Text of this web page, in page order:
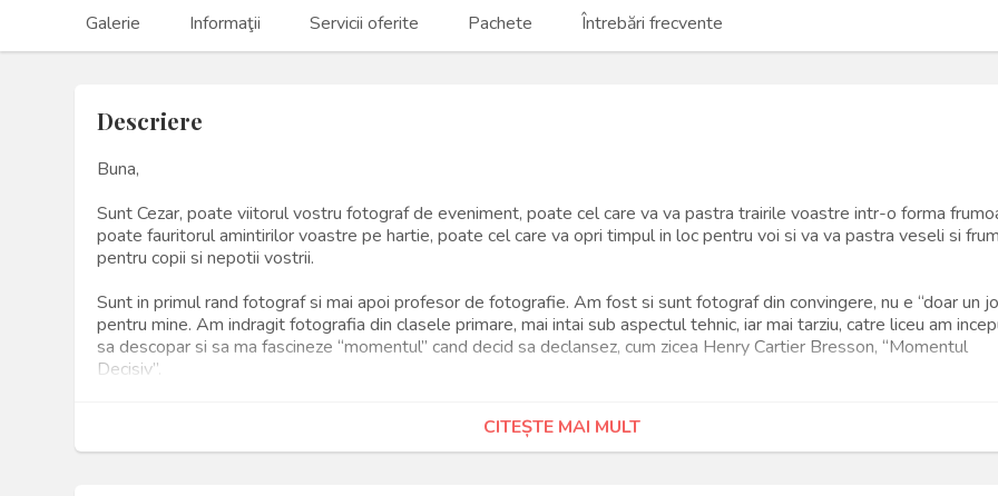
Galerie Informaţii Servicii oferite Pachete Întrebări frecvente
Descriere
Buna,
Sunt Cezar, poate viitorul vostru fotograf de eveniment, poate cel care va va pastra trairile voastre intr-o forma
poate fauritorul amintirilor voastre pe hartie, poate cel care va opri timpul in loc pentru voi si va va pastra veseli si
pentru copii si nepotii vostrii.
Sunt in primul rand fotograf si mai apoi profesor de fotografie. Am fost si sunt fotograf din convingere, nu e “doar un
pentru mine. Am indragit fotografia din clasele primare, mai intai sub aspectul tehnic, iar mai tarziu, catre liceu am
sa descopar si sa ma fascineze “momentul” cand decid sa declansez, cum zicea Henry Cartier Bresson, “Momentul
Decisiv”.
Evenimentele sunt pentru mine momente de traire intensa ca si fotograf, momente in care incerc sa surprind oamenii
cum sunt ei in realitate, momente de atentie, de anticipare, de reflexie cateodata…sunt momente unice pe care incerc
le pun intr-o forma frumoasa pe o sfoara a amintirilor, in asa fel incat voi sa puteti retrai la maxim aceste sentimente
CITEȘTE MAI MULT